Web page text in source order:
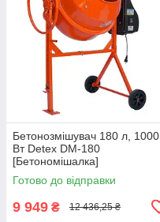
Бетонозмішувач 180 л, 1000
Вт Detex DM-180
[Бетономішалка]
Готово до відправки
9 949 ₴ 12 436,25 ₴